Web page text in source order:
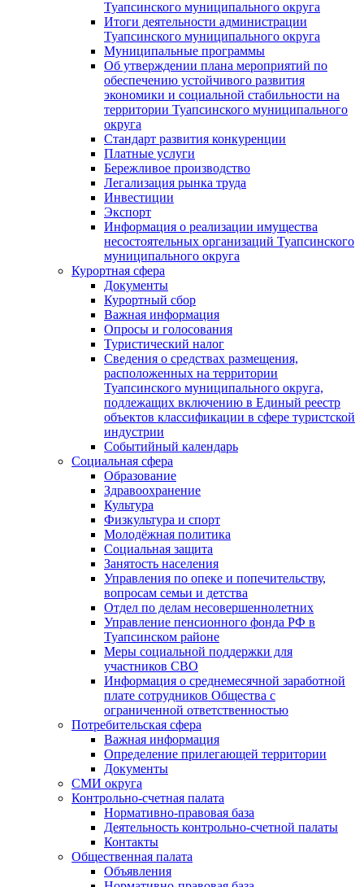
Туапсинского муниципального округа
Итоги деятельности администрации
Туапсинского муниципального округа
Муниципальные программы
Об утверждении плана мероприятий по
обеспечению устойчивого развития
экономики и социальной стабильности на
территории Туапсинского муниципального
округа
Стандарт развития конкуренции
Платные услуги
Бережливое производство
Легализация рынка труда
Инвестиции
Экспорт
Информация о реализации имущества
несостоятельных организаций Туапсинского
муниципального округа
Курортная сфера
Документы
Курортный сбор
Важная информация
Опросы и голосования
Туристический налог
Сведения о средствах размещения,
расположенных на территории
Туапсинского муниципального округа,
подлежащих включению в Единый реестр
объектов классификации в сфере туристской
индустрии
Событийный календарь
Социальная сфера
Образование
Здравоохранение
Культура
Физкультура и спорт
Молодёжная политика
Социальная защита
Занятость населения
Управления по опеке и попечительству,
вопросам семьи и детства
Отдел по делам несовершеннолетних
Управление пенсионного фонда РФ в
Туапсинском районе
Меры социальной поддержки для
участников СВО
Информация о среднемесячной заработной
плате сотрудников Общества с
ограниченной ответственностью
Потребительская сфера
Важная информация
Определение прилегающей территории
Документы
СМИ округа
Контрольно-счетная палата
Нормативно-правовая база
Деятельность контрольно-счетной палаты
Контакты
Общественная палата
Объявления